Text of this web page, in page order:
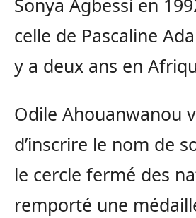
Sonya Agbessi en
celle de Pascaline
y a deux ans en
Odile Ahouanwanou
d’inscrire le nom de
le cercle fermé des
remporté une